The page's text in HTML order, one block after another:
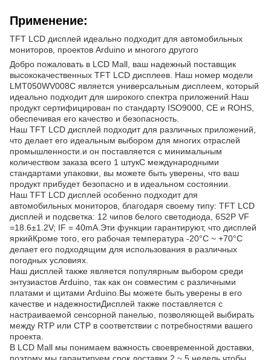
Применение:
TFT LCD дисплей идеально подходит для автомобильных
мониторов, проектов Arduino и многого другого
Добро пожаловать в LCD Mall, ваш надежный поставщик
высококачественных TFT LCD дисплеев. Наш номер модели
LMT050WV008C является универсальным дисплеем, который
идеально подходит для широкого спектра приложений.Наш
продукт сертифицирован по стандарту ISO9000, CE и ROHS,
обеспечивая его качество и безопасность.
Наш TFT LCD дисплей подходит для различных приложений,
что делает его идеальным выбором для многих отраслей
промышленности.и он поставляется с минимальным
количеством заказа всего 1 штукС международными
стандартами упаковки, вы можете быть уверены, что ваш
продукт прибудет безопасно и в идеальном состоянии.
Наш TFT LCD дисплей особенно подходит для
автомобильных мониторов, благодаря своему типу: TFT LCD
дисплей и подсветка: 12 чипов белого светодиода, 6S2P VF
=18.6±1.2V; IF = 40mA.Эти функции гарантируют, что дисплей
яркийКроме того, его рабочая температура -20°C ~ +70°C
делает его подходящим для использования в различных
погодных условиях.
Наш дисплей также является популярным выбором среди
энтузиастов Arduino, так как он совместим с различными
платами и щитами Arduino.Вы можете быть уверены в его
качестве и надежностиДисплей также поставляется с
настраиваемой сенсорной панелью, позволяющей выбирать
между RTP или CTP в соответствии с потребностями вашего
проекта.
В LCD Mall мы понимаем важность своевременной доставки,
поэтому мы гарантируем срок доставки 2 ~ 5 недель.чтобы